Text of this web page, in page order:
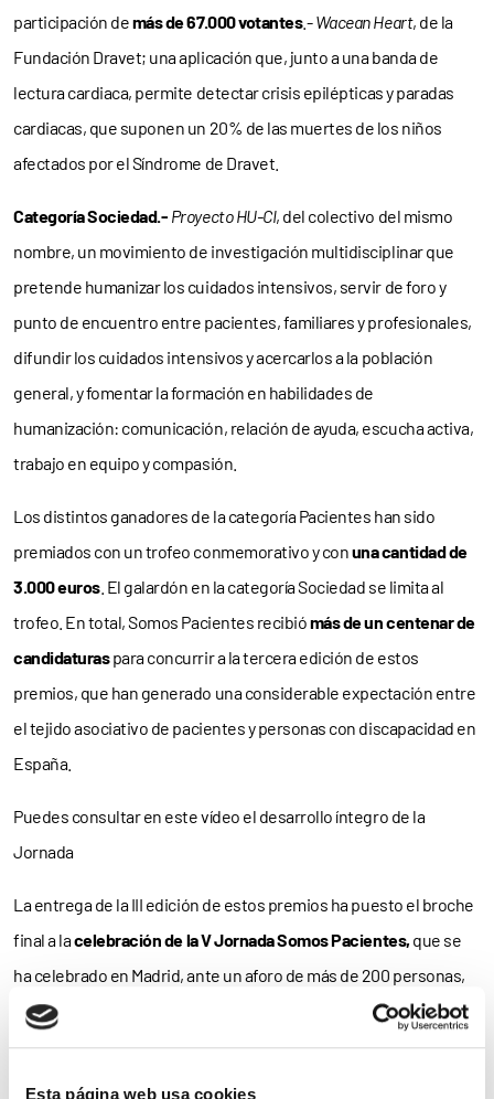
Esta página web usa cookies
participación demás de 67.000 votantes.-Wacean Heart, de la
Fundación Dravet; una aplicación que, junto a una banda de
lectura cardiaca, permite detectar crisis epilépticas y paradas
cardiacas, que suponen un 20% de las muertes de los niños
afectados por el Síndrome de Dravet.
Categoría Sociedad.- Proyecto HU-CI, del colectivo del mismo
nombre, un movimiento de investigación multidisciplinar que
pretende humanizar los cuidados intensivos, servir de foro y
punto de encuentro entre pacientes, familiares y profesionales,
difundir los cuidados intensivos y acercarlos a la población
general, y fomentar la formación en habilidades de
humanización: comunicación, relación de ayuda, escucha activa,
trabajo en equipo y compasión.
Los distintos ganadores de la categoría Pacientes han sido
premiados con un trofeo conmemorativo y conuna cantidad de
3.000 euros. El galardón en la categoría Sociedad se limita al
trofeo. En total, Somos Pacientes recibiómás de un centenar de
candidaturaspara concurrir a la tercera edición de estos
premios, que han generado una considerable expectación entre
el tejido asociativo de pacientes y personas con discapacidad en
España.
Puedes consultar en este vídeo el desarrollo íntegro de la
Jornada
La entrega de la III edición de estos premios ha puesto el broche
final a lacelebración de la V Jornada Somos Pacientes, que se
ha celebrado en Madrid, ante un aforo de más de 200 personas,
en su mayoría
de pacientes y
personas con discapacidad, así como de colectivos